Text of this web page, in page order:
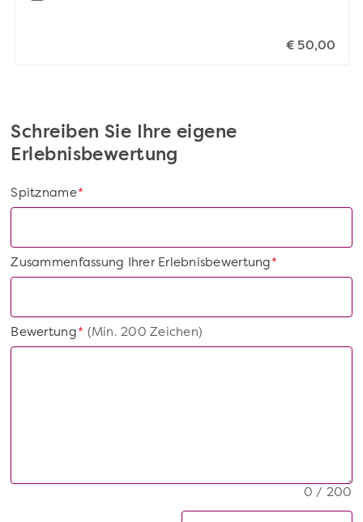
€ 50,00
Schreiben Sie Ihre eigene
Erlebnisbewertung
*
Spitzname
*
Zusammenfassung Ihrer Erlebnisbewertung
*
Bewertung(Min. 200 Zeichen)
0 / 200